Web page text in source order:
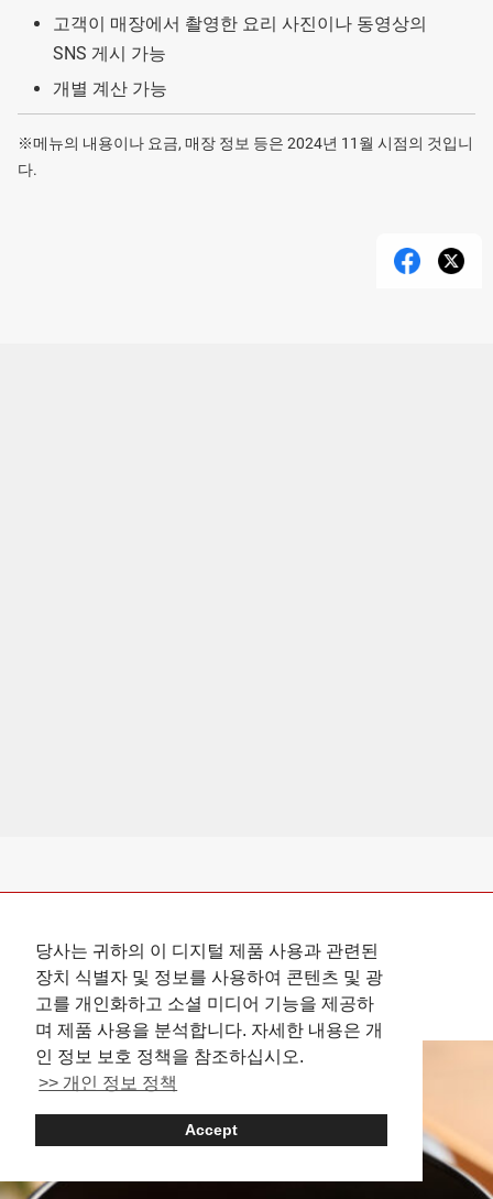
당사는 귀하의 이 디지털 제품 사용과 관련된
장치 식별자 및 정보를 사용하여 콘텐츠 및 광
고를 개인화하고 소셜 미디어 기능을 제공하
며 제품 사용을 분석합니다. 자세한 내용은 개
인 정보 보호 정책을 참조하십시오.
>> 개인 정보 정책
Accept
고객이 매장에서 촬영한 요리 사진이나 동영상의
SNS 게시 가능
개별 계산 가능
※메뉴의 내용이나 요금, 매장 정보 등은 2024년 11월 시점의 것입니
다.
Asakusa: Where to Eat